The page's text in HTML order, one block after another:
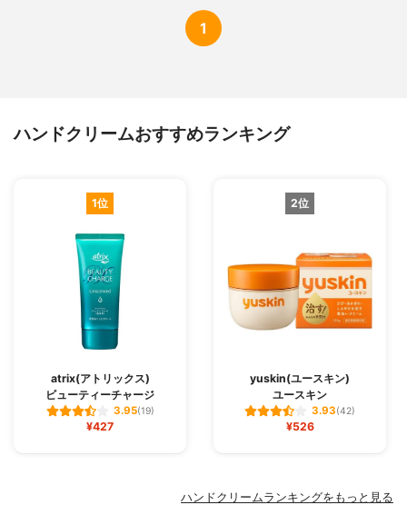
1
ハンドクリームおすすめランキング
1位
atrix(アトリックス)
ビューティーチャージ
3.95(19)
¥427
2位
yuskin(ユースキン)
ユースキン
3.93(42)
¥526
ハンドクリームランキングをもっと見る